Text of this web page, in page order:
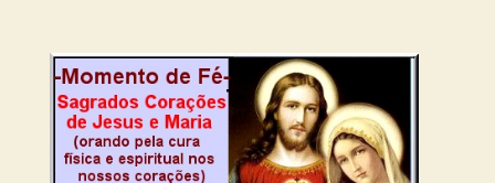
Ágape de nosso Pai Santo - Jesus - te curar, deixe nossa
Mãezinha do Céu - Maria - te proteger com Seu divino manto.
Não desista, Jesus irá curar todas suas feridas, Creia! Adriana-
Devoção e Fé Oração de Libertação das Drogas (São Miguel
Arcanjo) "Senhor, Pai Eterno, em Nome de Teu Filho Jesus,